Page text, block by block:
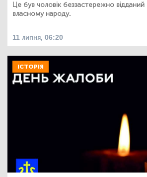
Це був чоловік беззастережно
власному народу.
11 липня, 06:20
ІСТОРІЯ